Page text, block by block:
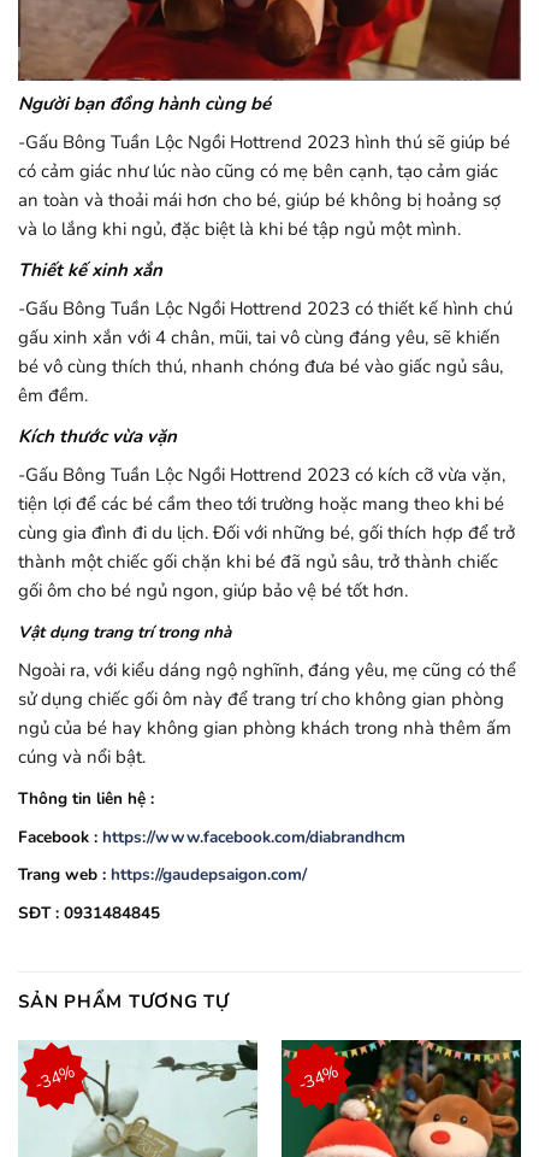
Người bạn đồng hành cùng bé
-Gấu Bông Tuần Lộc Ngồi Hottrend 2023 hình thú sẽ giúp bé
có cảm giác như lúc nào cũng có mẹ bên cạnh, tạo cảm giác
an toàn và thoải mái hơn cho bé, giúp bé không bị hoảng sợ
và lo lắng khi ngủ, đặc biệt là khi bé tập ngủ một mình.
Thiết kế xinh xắn
-Gấu Bông Tuần Lộc Ngồi Hottrend 2023 có thiết kế hình chú
gấu xinh xắn với 4 chân, mũi, tai vô cùng đáng yêu, sẽ khiến
bé vô cùng thích thú, nhanh chóng đưa bé vào giấc ngủ sâu,
êm đềm.
Kích thước vừa vặn
-Gấu Bông Tuần Lộc Ngồi Hottrend 2023 có kích cỡ vừa vặn,
tiện lợi để các bé cầm theo tới trường hoặc mang theo khi bé
cùng gia đình đi du lịch. Đối với những bé, gối thích hợp để trở
thành một chiếc gối chặn khi bé đã ngủ sâu, trở thành chiếc
gối ôm cho bé ngủ ngon, giúp bảo vệ bé tốt hơn.
Vật dụng trang trí trong nhà
Ngoài ra, với kiểu dáng ngộ nghĩnh, đáng yêu, mẹ cũng có thể
sử dụng chiếc gối ôm này để trang trí cho không gian phòng
ngủ của bé hay không gian phòng khách trong nhà thêm ấm
cúng và nổi bật.
Thông tin liên hệ :
Facebook : https://www.facebook.com/diabrandhcm
Trang web : https://gaudepsaigon.com/
SĐT : 0931484845
SẢN PHẨM TƯƠNG TỰ
-34% -34%